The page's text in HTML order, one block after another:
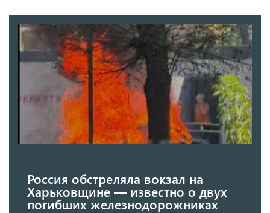
Россия обстреляла вокзал на
Харьковщине — известно о двух
погибших железнодорожниках